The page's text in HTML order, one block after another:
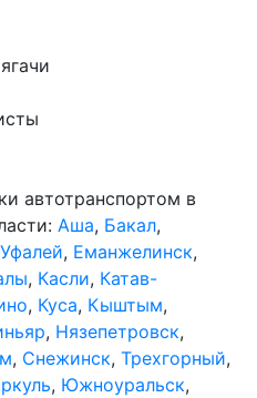
автотранспортом в
Аша, Бакал,
, Еманжелинск,
, Касли, Катав-
, Куса, Кыштым,
, Нязепетровск,
, Снежинск, Трехгорный,
, Южноуральск,